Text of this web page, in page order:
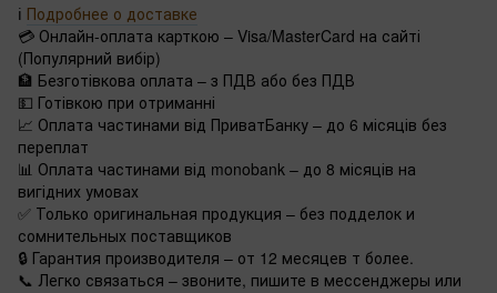
ℹ️ Подробнее о доставке
💳 Онлайн-оплата карткою – Visa/MasterCard на сайті
(Популярний вибір)
🏦 Безготівкова оплата – з ПДВ або без ПДВ
💵 Готівкою при отриманні
📈 Оплата частинами від ПриватБанку – до 6 місяців без
переплат
📊 Оплата частинами від monobank – до 8 місяців на
вигідних умовах
✅ Только оригинальная продукция – без подделок и
сомнительных поставщиков
🔒 Гарантия производителя – от 12 месяцев т более.
📞 Легко связаться – звоните, пишите в мессенджеры или